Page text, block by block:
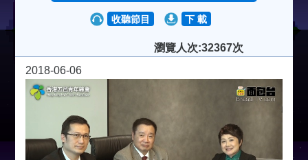
收聽節目 下 載
瀏覽人次:32367次
2018-06-06